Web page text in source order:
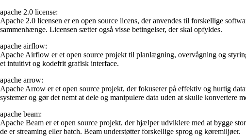
apache 2.0 license:
Apache 2.0 licensen er en open source licens, der anvendes til forskellige
sammenhænge. Licensen sætter også visse betingelser, der skal opfyldes.
apache airflow:
Apache Airflow er et open source projekt til planlægning, overvågning og
et intuitivt og kodefrit grafisk interface.
apache arrow:
Apache Arrow er et open source projekt, der fokuserer på effektiv og hurtig
systemer og gør det nemt at dele og manipulere data uden at skulle konvertere
apache beam:
Apache Beam er et open source projekt, der hjælper udviklere med at bygge
de er streaming eller batch. Beam understøtter forskellige sprog og køremiljøer.